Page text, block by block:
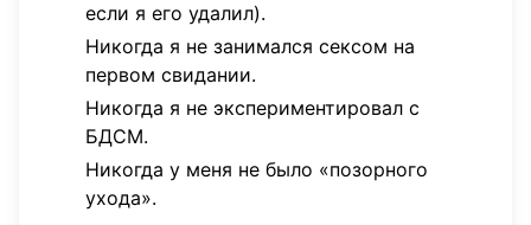
если я его удалил).
Никогда я не занимался сексом на
первом свидании.
Никогда я не экспериментировал с
БДСМ.
Никогда у меня не было «позорного
ухода».